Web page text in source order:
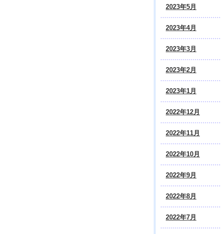
2023年5月
2023年4月
2023年3月
2023年2月
2023年1月
2022年12月
2022年11月
2022年10月
2022年9月
2022年8月
2022年7月